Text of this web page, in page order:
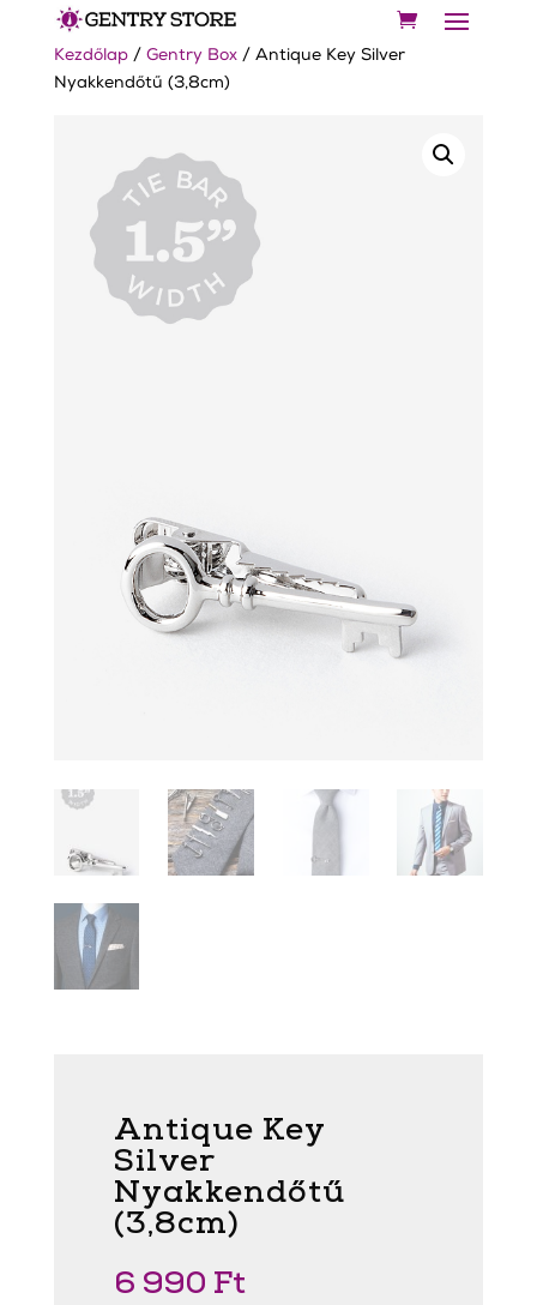
Kezdőlap/ Gentry Box/ Antique Key Silver
Nyakkendőtű (3,8cm)
Antique Key
Silver
Nyakkendőtű
(3,8cm)
6 990 Ft